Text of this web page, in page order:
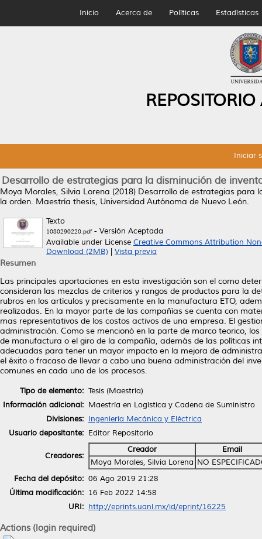
Inicio Acerca de Políticas Estadísticas
Iniciar
Desarrollo de estrategias para la disminución de
Moya Morales, Silvia Lorena (2018) Desarrollo de estrategias para
la orden. Maestría thesis, Universidad Autónoma de Nuevo León.
Texto
1080290220.pdf- Versión Aceptada
Available under License Creative Commons Attribution
Download (2MB)
Vista previa
Resumen
Las principales aportaciones en esta investigación son el como
consideran las mezclas de criterios y rangos de productos para la
rubros en los artículos y precisamente en la manufactura ETO,
realizadas. En la mayor parte de las compañías se cuenta con
mas representativos de los costos activos de una empresa. El
administración. Como se mencionó en la parte de marco teorico,
de manufactura o el giro de la compañía, además de las políticas
adecuadas para tener un mayor impacto en la mejora de
el éxito o fracaso de llevar a cabo una buena administración del
comunes en cada uno de los procesos.
Tipo de elemento: Tesis (Maestría)
Información adicional: Maestría en Logística y Cadena de Suministro
Divisiones: Ingeniería Mecánica y Eléctrica
Usuario depositante: Editor Repositorio
Creadores:
Creador
Email
Moya Morales, Silvia Lorena NO
Fecha del depósito: 06 Ago 2019 21:28
Última modificación: 16 Feb 2022 14:58
URI: http://eprints.uanl.mx/id/eprint/16225
Actions (login required)